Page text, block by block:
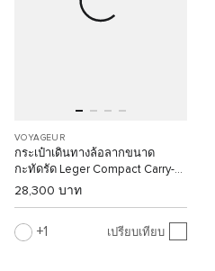
VOYAGEUR
กระเป๋าเดินทางล้อลากขนาด
กะทัดรัด Leger Compact Carry-
On
28,300 บาท
1 เปรียบเทียบ